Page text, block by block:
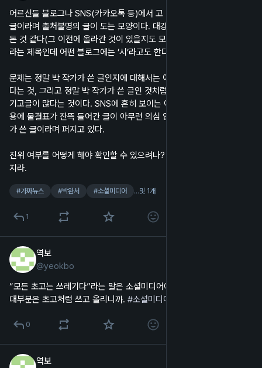
어르신들 블로그나 SNS(카카오톡 등)에서 고 박완서 작가가 생전에 쓴
글이라며 출처불명의 글이 도는 모양이다. 대강 확인해보니 2019년부터
돈 것 같다(그 이전에 올라간 것이 있을지도 모르겠다). ’일상의 기적’이
라는 제목인데 어떤 블로그에는 ’시’라고도 한다.
문제는 정말 박 작가가 쓴 글인지에 대해서는 아무런 확인을 할 수가 없
다는 것, 그리고 정말 박 작가가 쓴 글인 것처럼 인용한 일부 언론 기사와
기고글이 많다는 것이다. SNS에 흔히 보이는 어르신 건강 챙기라는 내
용에 물결표가 잔뜩 들어간 글이 아무런 의심 없이 여태껏 박완서 작가
가 쓴 글이라며 퍼지고 있다.
진위 여부를 어떻게 해야 확인할 수 있으려나? 일종의 ‘부존재의 증명’인
지라.
#가짜뉴스 #박완서 #소셜미디어 …및 1개
1
역보
@yeokbo
“모든 초고는 쓰레기다”라는 말은 소셜미디어에도 적용될 것 같다. 나도
대부분은 초고처럼 쓰고 올리니까. #소셜미디어
0
역보